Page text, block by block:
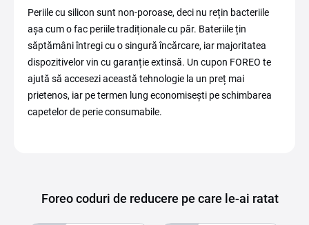
Periile cu silicon sunt non-poroase, deci nu rețin bacteriile
așa cum o fac periile tradiționale cu păr. Bateriile țin
săptămâni întregi cu o singură încărcare, iar majoritatea
dispozitivelor vin cu garanție extinsă. Un cupon FOREO te
ajută să accesezi această tehnologie la un preț mai
prietenos, iar pe termen lung economisești pe schimbarea
capetelor de perie consumabile.
Foreo coduri de reducere pe care le-ai ratat